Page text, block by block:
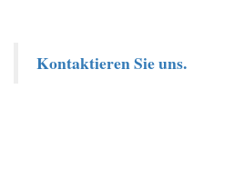
Kontaktieren Sie uns.